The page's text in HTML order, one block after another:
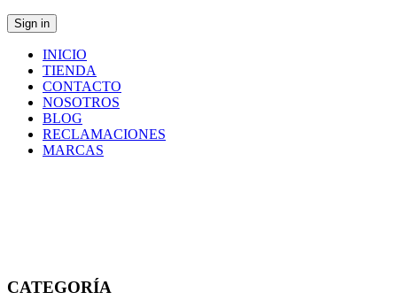
INICIO
TIENDA
CONTACTO
NOSOTROS
BLOG
RECLAMACIONES
MARCAS
CATEGORÍA